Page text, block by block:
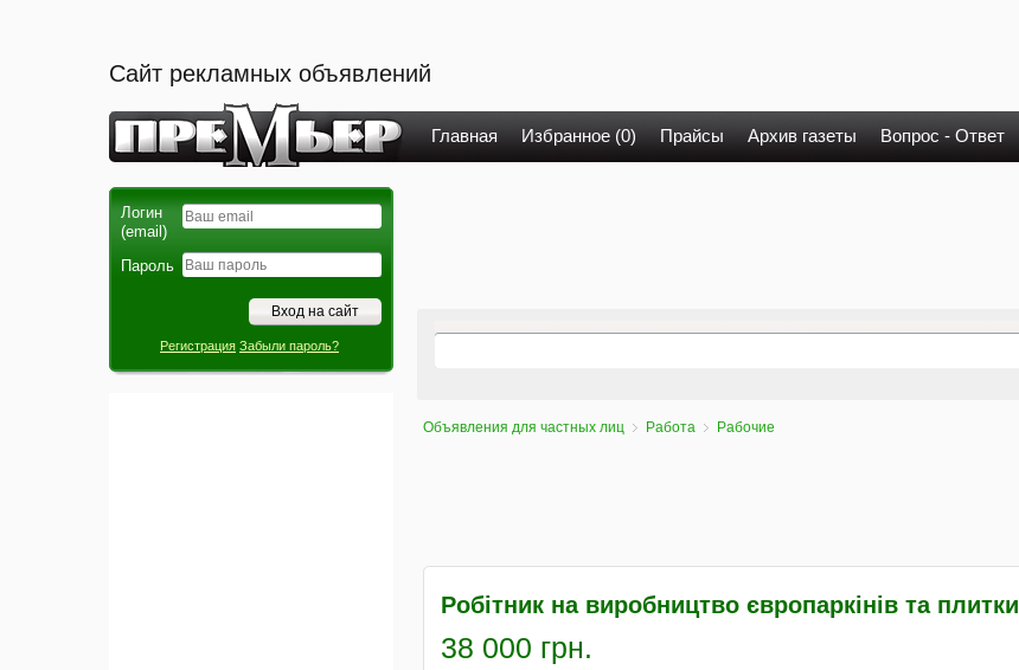
Сайт рекламных объявлений
Главная Избранное (0) Прайсы Архив газеты Вопрос - Ответ
Логин
(email)
Пароль
Регистрация Забыли пароль?
Объявления для частных лиц Работа Рабочие
Робітник на виробництво європаркінів та плитки
38 000 грн.